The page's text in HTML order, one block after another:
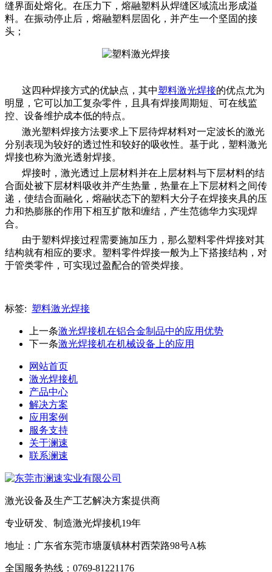
缝界面处熔化。在压力下，熔融塑料从焊缝区域流出形成溢
料。在振动停止后，熔融塑料层固化，并产生一个坚固的接
头；
这四种焊接方式的优缺点，其中塑料激光焊接的优点尤为
明显，它可以加工复杂零件，且具有焊接周期短、可在线监
控、设备维护成本低的特点。
激光塑料焊接方法要求上下层待焊材料对一定波长的激光
分别表现为较好的透过性和较好的吸收性。基于此，塑料激光
焊接也称为激光透射焊接。
焊接时，激光透过上层材料并在上层材料与下层材料的结
合面处被下层材料吸收并产生热量，热量在上下层材料之间传
递，使结合面融化，熔融状态下的塑料大分子在焊接夹具的压
力和热膨胀的作用下相互扩散和缠结，产生范德华力实现焊
合。
由于塑料焊接过程需要施加压力，那么塑料零件焊接对其
结构就有相应的要求。塑料零件焊接一般为上下搭接结构，对
于管类零件，可实现过盈配合的管类焊接。
标签: 塑料激光焊接
上一条激光焊接机在铝合金制品中的应用优势
下一条激光焊接机在机械设备上的应用
网站首页
激光焊接机
产品中心
解决方案
应用案例
服务支持
关于澜速
联系澜速
激光设备及生产工艺解决方案提供商
专业研发、制造激光焊接机19年
地址：广东省东莞市塘厦镇林村西荣路98号A栋
全国服务热线：0769-81221176